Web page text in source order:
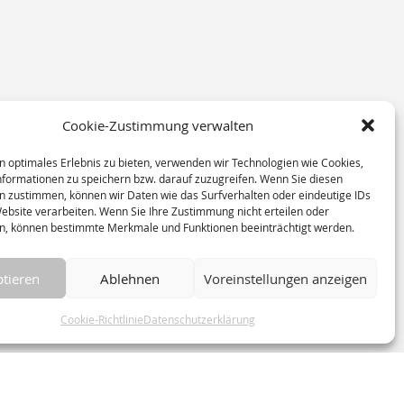
Cookie-Zustimmung verwalten
optimales Erlebnis zu bieten, verwenden wir Technologien wie Cookies,
zu speichern bzw. darauf zuzugreifen. Wenn Sie diesen
zustimmen, können wir Daten wie das Surfverhalten oder eindeutige IDs
verarbeiten. Wenn Sie Ihre Zustimmung nicht erteilen oder
können bestimmte Merkmale und Funktionen beeinträchtigt werden.
Ablehnen Voreinstellungen anzeigen
Cookie-RichtlinieDatenschutzerklärung